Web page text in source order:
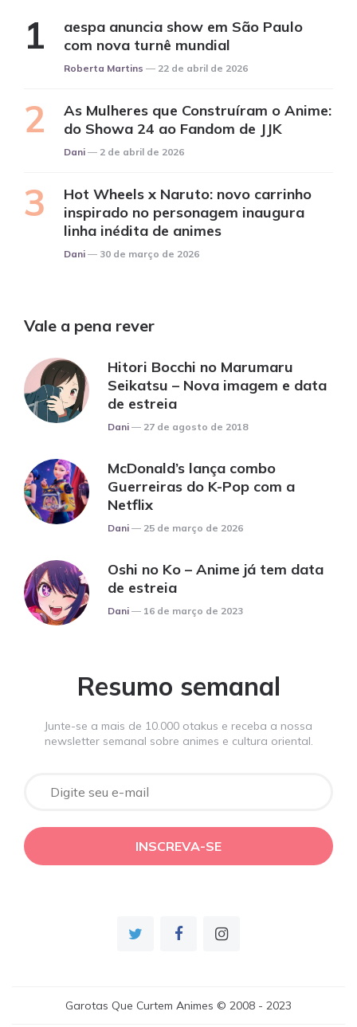
aespa anuncia show em São Paulo
com nova turnê mundial
Posted
Roberta Martins 22 de abril de 2026
As Mulheres que Construíram o Anime:
do Showa 24 ao Fandom de JJK
Posted
Dani 2 de abril de 2026
Hot Wheels x Naruto: novo carrinho
inspirado no personagem inaugura
linha inédita de animes
Posted
Dani 30 de março de 2026
Vale a pena rever
Hitori Bocchi no Marumaru
Seikatsu – Nova imagem e data
de estreia
Posted
Dani 27 de agosto de 2018
McDonald’s lança combo
Guerreiras do K-Pop com a
Netflix
Posted
Dani 25 de março de 2026
Oshi no Ko – Anime já tem data
de estreia
Posted
Dani 16 de março de 2023
Resumo semanal
Junte-se a mais de 10.000 otakus e receba a nossa
newsletter semanal sobre animes e cultura oriental.
Garotas Que Curtem Animes © 2008 - 2023